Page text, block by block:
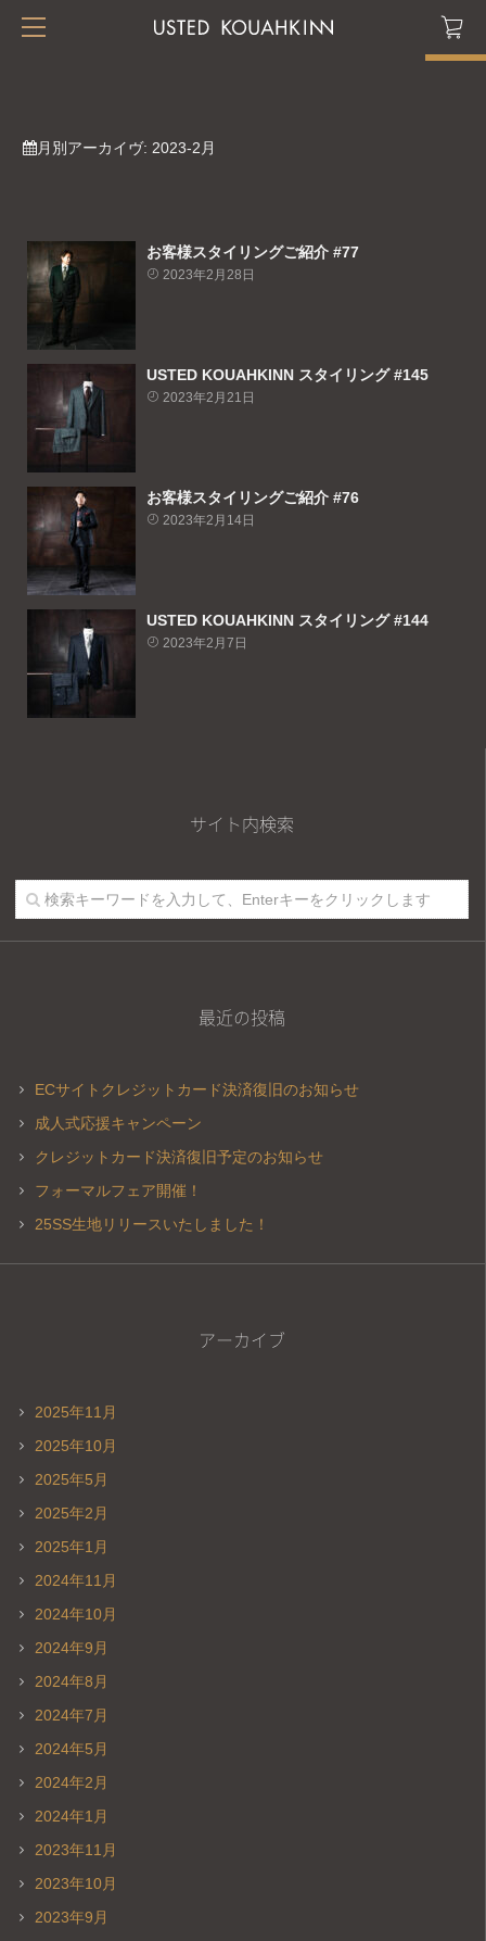
月別アーカイヴ: 2023-2月
お客様スタイリングご紹介 #77
2023年2月28日
USTED KOUAHKINN スタイリング #145
2023年2月21日
お客様スタイリングご紹介 #76
2023年2月14日
USTED KOUAHKINN スタイリング #144
2023年2月7日
サイト内検索
最近の投稿
ECサイトクレジットカード決済復旧のお知らせ
成人式応援キャンペーン
クレジットカード決済復旧予定のお知らせ
フォーマルフェア開催！
25SS生地リリースいたしました！
アーカイブ
2025年11月
2025年10月
2025年5月
2025年2月
2025年1月
2024年11月
2024年10月
2024年9月
2024年8月
2024年7月
2024年5月
2024年2月
2024年1月
2023年11月
2023年10月
2023年9月